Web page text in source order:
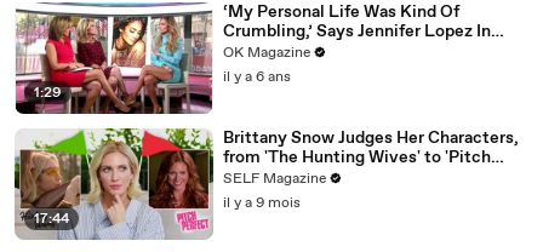
1:29
‘My Personal Life Was Kind Of
Crumbling,’ Says Jennifer Lopez In
REELZ Doc Detailing Her Scariest
Moment
OK Magazine
il y a 6 ans
17:44
Brittany Snow Judges Her Characters,
from 'The Hunting Wives' to 'Pitch
Perfect'
SELF Magazine
il y a 9 mois